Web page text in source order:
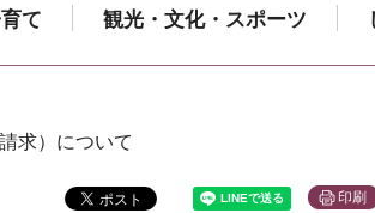
て 観光・文化・スポーツ
求）について
印刷